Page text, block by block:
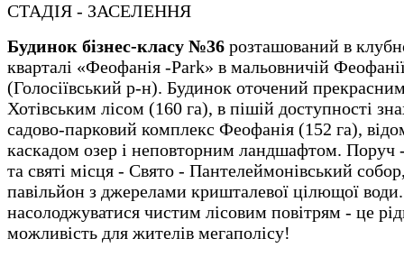
СТАДІЯ - ЗАСЕЛЕННЯ
Будинок бізнес-класу №36 розташований в
кварталі «Феофанія -Park» в мальовничій
(Голосіївський р-н). Будинок оточений
Хотівським лісом (160 га), в пішій доступності
садово-парковий комплекс Феофанія (152 га),
каскадом озер і неповторним ландшафтом. Поруч -
та святі місця - Свято - Пантелеймонівський
павільйон з джерелами кришталевої цілющої
насолоджуватися чистим лісовим повітрям - це
можливість для жителів мегаполісу!